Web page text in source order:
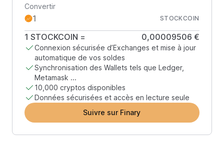
Convertir
STOCKCOIN
1 STOCKCOIN = 0,00009506 €
Connexion sécurisée d’Exchanges et mise à jour
automatique de vos soldes
Synchronisation des Wallets tels que Ledger,
Metamask ...
10,000 cryptos disponibles
Données sécurisées et accès en lecture seule
Suivre sur Finary